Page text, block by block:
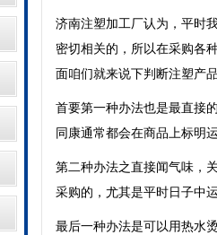
济南注塑加工厂认为，平时
密切相关的，所以在采购各
面咱们就来说下判断注塑产
首要第一种办法也是最直接
同康通常都会在商品上标明
第二种办法之直接闻气味，
采购的，尤其是平时日子中
最后一种办法是可以用热水